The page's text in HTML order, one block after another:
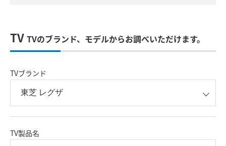
TV TVのブランド、モデルからお調べいただけます。
TVブランド
TV製品名